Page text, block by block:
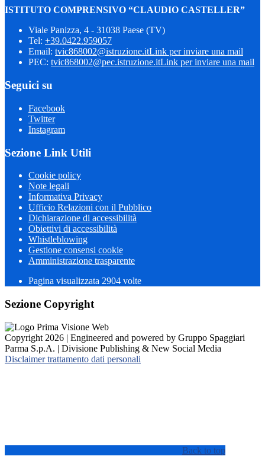
ISTITUTO COMPRENSIVO “CLAUDIO CASTELLER”
Viale Panizza, 4 - 31038 Paese (TV)
Tel: +39.0422.959057
Email: tvic868002@istruzione.itLink per inviare una mail
PEC: tvic868002@pec.istruzione.itLink per inviare una mail
Seguici su
Facebook
Twitter
Instagram
Sezione Link Utili
Cookie policy
Note legali
Informativa Privacy
Ufficio Relazioni con il Pubblico
Dichiarazione di accessibilità
Obiettivi di accessibilità
Whistleblowing
Gestione consensi cookie
Amministrazione trasparente
Pagina visualizzata 2904 volte
Sezione Copyright
Copyright 2026 | Engineered and powered by Gruppo Spaggiari
Parma S.p.A. | Divisione Publishing & New Social Media
Disclaimer trattamento dati personali
Back to top